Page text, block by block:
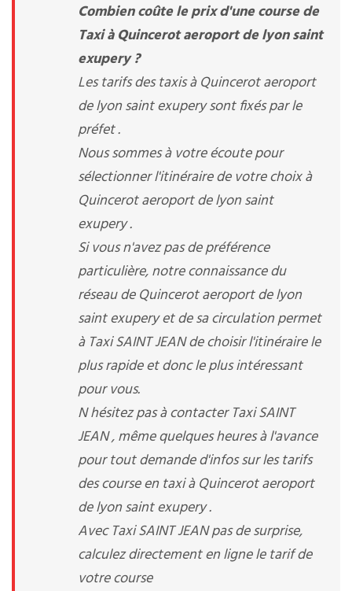
Combien coûte le prix d'une course de
Taxi à Quincerot aeroport de lyon saint
exupery ?
Les tarifs des taxis à Quincerot aeroport
de lyon saint exupery sont fixés par le
préfet .
Nous sommes à votre écoute pour
sélectionner l'itinéraire de votre choix à
Quincerot aeroport de lyon saint
exupery .
Si vous n'avez pas de préférence
particulière, notre connaissance du
réseau de Quincerot aeroport de lyon
saint exupery et de sa circulation permet
à Taxi SAINT JEAN de choisir l'itinéraire le
plus rapide et donc le plus intéressant
pour vous.
N hésitez pas à contacter Taxi SAINT
JEAN , même quelques heures à l'avance
pour tout demande d'infos sur les tarifs
des course en taxi à Quincerot aeroport
de lyon saint exupery .
Avec Taxi SAINT JEAN pas de surprise,
calculez directement en ligne le tarif de
votre course